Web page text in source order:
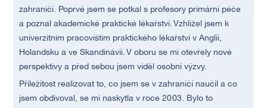
zahraničí. Poprvé jsem se potkal s profesory primární péče
a poznal akademické praktické lékařství. Vzhlížel jsem k
univerzitním pracovištím praktického lékařství v Anglii,
Holandsku a ve Skandinávii. V oboru se mi otevřely nové
perspektivy a před sebou jsem viděl osobní výzvy.
Příležitost realizovat to, co jsem se v zahraničí naučil a co
jsem obdivoval, se mi naskytla v roce 2003. Bylo to